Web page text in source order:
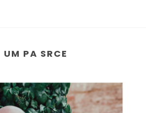
UM PA SRCE